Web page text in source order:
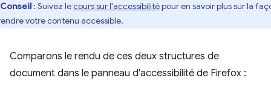
Conseil : Suivez lecours sur l'accessibilitépour en savoir plus sur la
votre contenu accessible.
Comparons le rendu de ces deux structures de
document dans le panneau d'accessibilité de Firefox :